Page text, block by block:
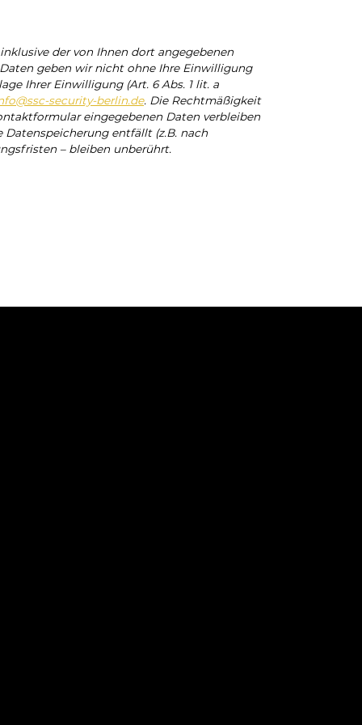
der von Ihnen dort angegebenen
geben wir nicht ohne Ihre Einwilligung
Ihrer Einwilligung (Art. 6 Abs. 1 lit. a
security-berlin.de. Die Rechtmäßigkeit
eingegebenen Daten verbleiben
Datenspeicherung entfällt (z.B. nach
– bleiben unberührt.